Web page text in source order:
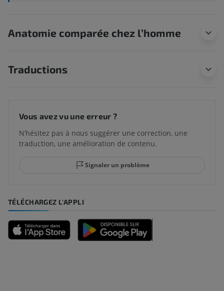
Anatomie comparée chez l’homme
Traductions
Vous avez vu une erreur ?
N’hésitez pas à nous suggérer une correction, une
traduction, une amélioration de contenu.
Signaler un problème
TÉLÉCHARGEZ L'APPLI